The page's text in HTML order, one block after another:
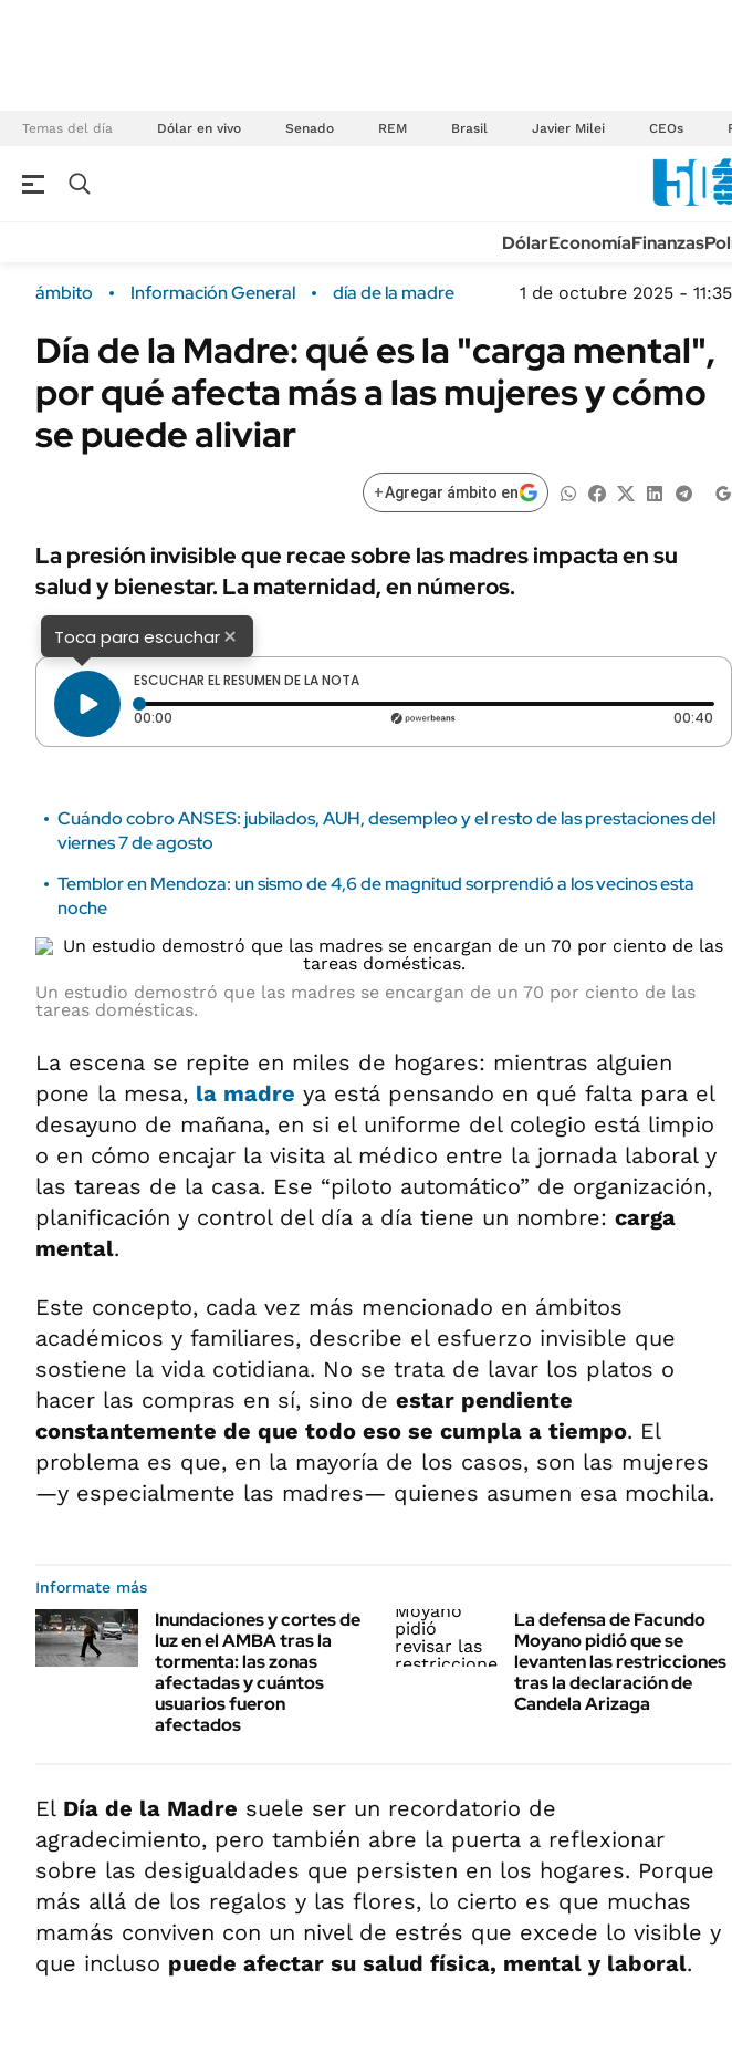
Temas del día Dólar en vivo Senado REM Brasil Javier Milei CEOs
Campo
FINANZAS
Dólar
Sustentabilidad
Seguros
URUGUAY
TECNOLOGÍA
MÉXICO
MUNDO
INFORMACIÓN
AUTOS
DólarEconomíaFinanzas
ámbito Información General día de la madre 1 de octubre 2025 - 11:35
Día de la Madre: qué es la "carga mental",
por qué afecta más a las mujeres y cómo
se puede aliviar
+Agregar ámbito en
La presión invisible que recae sobre las madres impacta en su
salud y bienestar. La maternidad, en números.
Toca para escuchar×
ESCUCHAR EL RESUMEN DE LA NOTA
00:00 Tiempo transcurrido: 0 segundos 00:40
Cuándo cobro ANSES: jubilados, AUH, desempleo y el resto de las prestaciones del
viernes 7 de agosto
Temblor en Mendoza: un sismo de 4,6 de magnitud sorprendió a los vecinos esta
noche
Un estudio demostró que las madres se encargan de un 70 por ciento de las
tareas domésticas.
La escena se repite en miles de hogares: mientras alguien
pone la mesa, la madre ya está pensando en qué falta para el
desayuno de mañana, en si el uniforme del colegio está limpio
o en cómo encajar la visita al médico entre la jornada laboral y
las tareas de la casa. Ese “piloto automático” de organización,
planificación y control del día a día tiene un nombre: carga
mental.
Este concepto, cada vez más mencionado en ámbitos
académicos y familiares, describe el esfuerzo invisible que
sostiene la vida cotidiana. No se trata de lavar los platos o
hacer las compras en sí, sino de estar pendiente
constantemente de que todo eso se cumpla a tiempo. El
problema es que, en la mayoría de los casos, son las mujeres
—y especialmente las madres— quienes asumen esa mochila.
Informate más
Inundaciones y cortes de
luz en el AMBA tras la
tormenta: las zonas
afectadas y cuántos
usuarios fueron
afectados
La defensa de Facundo
Moyano pidió que se
levanten las restricciones
tras la declaración de
Candela Arizaga
El Día de la Madre suele ser un recordatorio de
agradecimiento, pero también abre la puerta a reflexionar
sobre las desigualdades que persisten en los hogares. Porque
más allá de los regalos y las flores, lo cierto es que muchas
mamás conviven con un nivel de estrés que excede lo visible y
que incluso puede afectar su salud física, mental y laboral.